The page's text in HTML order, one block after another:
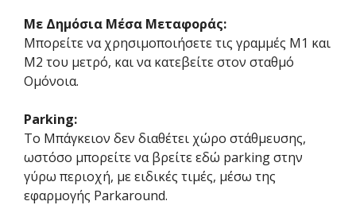
Με Δημόσια Μέσα Μεταφοράς:
Μπορείτε να χρησιμοποιήσετε τις γραμμές Μ1 και
Μ2 του μετρό, και να κατεβείτε στον σταθμό
Ομόνοια.
Parking:
Το Μπάγκειον δεν διαθέτει χώρο στάθμευσης,
ωστόσο μπορείτε να βρείτε εδώ parking στην
γύρω περιοχή, με ειδικές τιμές, μέσω της
εφαρμογής Parkaround.